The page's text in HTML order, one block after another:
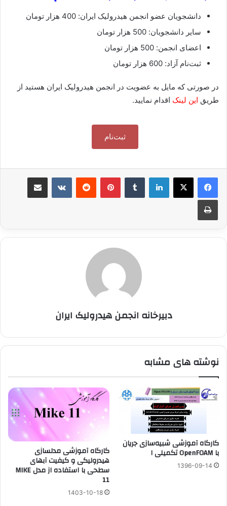
دانشجويان عضو انجمن هيدروليک ايران: 400 هزار تومان
ساير دانشجويان: 500 هزار تومان
اعضای انجمن: 500 هزار تومان
ثبت‌نام آزاد: 600 هزار تومان
در صورتی که مايل به عضويت در انجمن هيدروليک ايران هستيد از
طريق اين لينک اقدام نماييد.
ثبت‌نام
لینکدین ‫تامبلر ‫پین‌ترست‫رددیت ‫VKontakteرایانامه
چاپ
دبیرخانه انجمن هیدرولیک ایران
نوشته های مشابه
کارگاه آموزشی شبیه‌سازی جریان
با OpenFOAM تکمیلی ۱
1396-09-14
کارگاه آموزشی مدلسازی
هيدروليکی و کيفيت آبهای
سطحی با استفاده از مدل MIKE
11
1403-10-18